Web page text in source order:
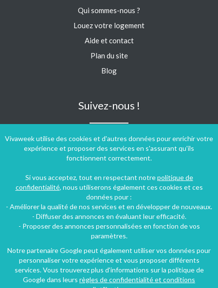
Vivaweek utilise des cookies et d'autres données pour enrichir votre
expérience et proposer des services en s'assurant qu'ils
fonctionnent correctement.
Si vous acceptez, tout en respectant notrepolitique de
confidentialité, nous utiliserons également ces cookies et ces
données pour :
- Améliorer la qualité de nos services et en développer de nouveaux.
- Diffuser des annonces en évaluant leur efficacité.
- Proposer des annonces personnalisées en fonction de vos
paramètres.
Notre partenaire Google peut également utiliser vos données pour
personnaliser votre expérience et vous proposer différents
services. Vous trouverez plus d'informations sur la politique de
Google dans leurs règles de confidentialité et conditions
Qui sommes-nous ?
Louez votre logement
Aide et contact
Plan du site
Blog
Suivez-nous !
Conditions générales d'utilisation- Politique de confidentialité
Copyright © 2009 ‐ 2026 Vivaweek ‐ Tous droits réservés ‐
Dernière mise à jour du site : 08 août 2026